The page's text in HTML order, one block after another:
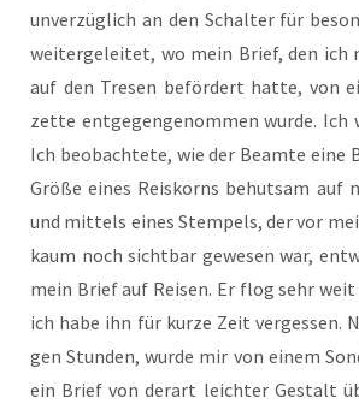
unver­züg­lich an den Schal­ter für
wei­ter­ge­lei­tet, wo mein Brief, den ich
auf den Tre­sen beför­dert hat­te, von
zet­te ent­ge­gen­ge­nom­men wur­de. Ich
Ich beob­ach­te­te, wie der Beam­te eine
Grö­ße eines Reis­korns behut­sam auf
und mit­tels eines Stem­pels, der vor
kaum noch sicht­bar gewe­sen war,
mein Brief auf Rei­sen. Er flog sehr weit
ich habe ihn für kur­ze Zeit ver­ges­sen.
gen Stun­den, wur­de mir von einem
ein Brief von der­art leich­ter Gestalt